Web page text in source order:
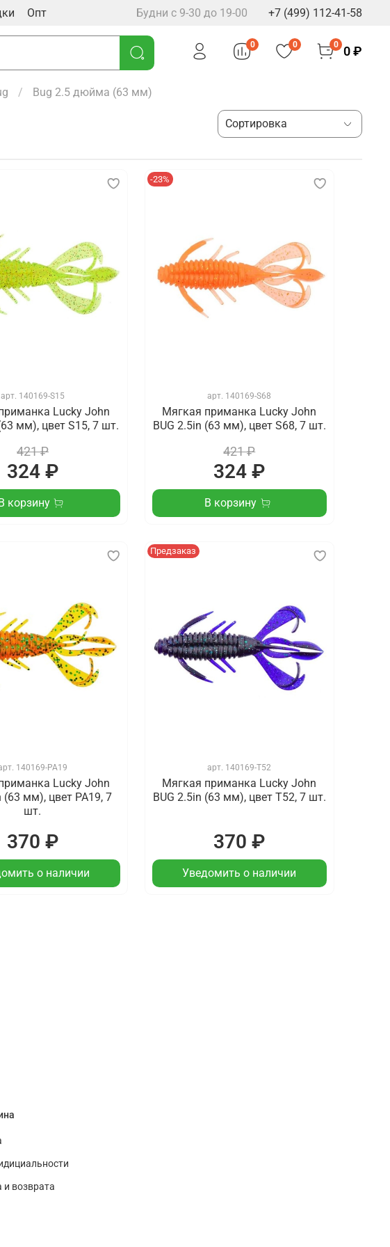
Опт Будни с 9-30 до 19-00 +7 (499) 112-41-58
0 0 0 0 ₽
Bug 2.5 дюйма (63 мм)
арт. 140169-S15
Lucky John
мм), цвет S15, 7 шт.
421 ₽
324 ₽
корзину
-23%
арт. 140169-S68
Мягкая приманка Lucky John
BUG 2.5in (63 мм), цвет S68, 7 шт.
421 ₽
324 ₽
В корзину
140169-PA19
Lucky John
(63 мм), цвет PA19, 7
шт.
370 ₽
о наличии
Предзаказ
арт. 140169-T52
Мягкая приманка Lucky John
BUG 2.5in (63 мм), цвет T52, 7 шт.
370 ₽
Уведомить о наличии
возврата